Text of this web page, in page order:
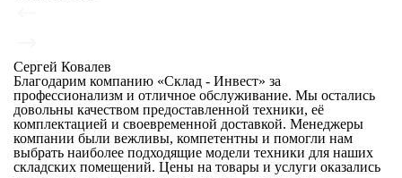
Сергей Ковалев
Благодарим компанию «Склад - Инвест» за
профессионализм и отличное обслуживание. Мы остались
довольны качеством предоставленной техники, её
комплектацией и своевременной доставкой. Менеджеры
компании были вежливы, компетентны и помогли нам
выбрать наиболее подходящие модели техники для наших
складских помещений. Цены на товары и услуги оказались